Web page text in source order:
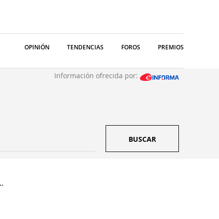
OPINIÓN TENDENCIAS FOROS PREMIOS
Información ofrecida por:
BUSCAR